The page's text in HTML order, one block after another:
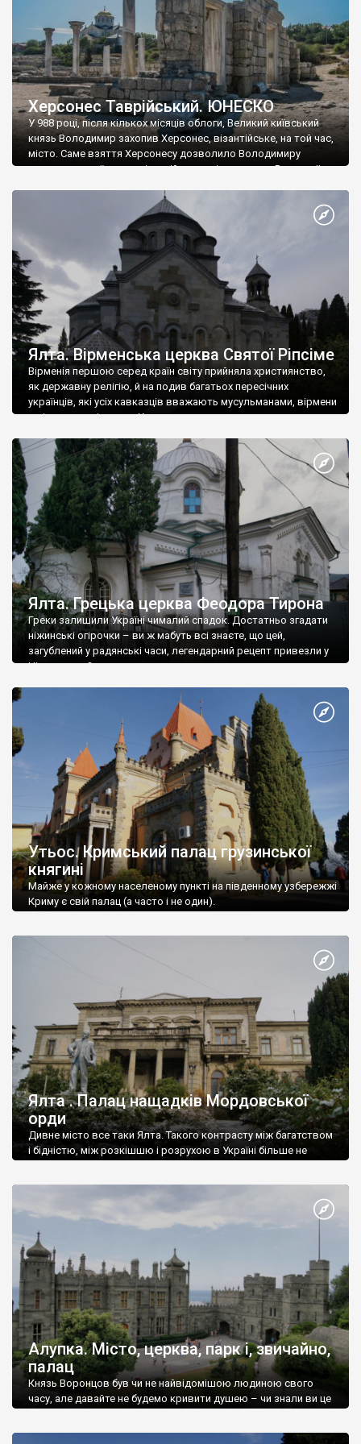
Херсонес Таврійський. ЮНЕСКО
У 988 році, після кількох місяців облоги, Великий київський
князь Володимир захопив Херсонес, візантійське, на той час,
місто. Саме взяття Херсонесу дозволило Володимиру
диктувати свої умови візантійському імператору Василю ІІ, та
Херсонесі Володимир-язичник, став Василем-християнином.
А потім було Хрещення Русі. На честь Херсонесу Таврійського
Ялта. Вірменська церква Святої Ріпсіме
Вірменія першою серед країн світу прийняла християнство,
як державну релігію, й на подив багатьох пересічних
українців, які усіх кавказців вважають мусульманами, вірмени
є відданими вірянами Христа
Ялта. Грецька церква Феодора Тирона
Греки залишили Україні чималий спадок. Достатньо згадати
ніжинські огірочки – ви ж мабуть всі знаєте, що цей,
загублений у радянські часи, легендарний рецепт привезли у
Ніжин греки?
Утьос. Кримський палац грузинської
княгині
Майже у кожному населеному пункті на південному узбережжі
Криму є свій палац (а часто і не один).
Ялта . Палац нащадків Мордовської
орди
Дивне місто все таки Ялта. Такого контрасту між багатством
і бідністю, між розкішшю і розрухою в Україні більше не
Алупка. Місто, церква, парк і, звичайно,
палац
Князь Воронцов був чи не найвідомішою людиною свого
часу, але давайте не будемо кривити душею – чи знали ви це